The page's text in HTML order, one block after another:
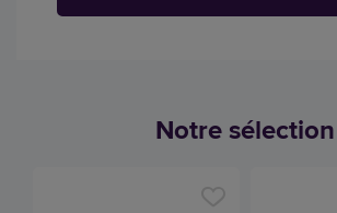
Notre sélection